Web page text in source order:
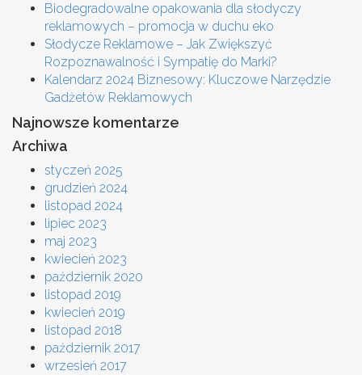
Biodegradowalne opakowania dla słodyczy
reklamowych – promocja w duchu eko
Słodycze Reklamowe – Jak Zwiększyć
Rozpoznawalność i Sympatię do Marki?
Kalendarz 2024 Biznesowy: Kluczowe Narzędzie
Gadżetów Reklamowych
Najnowsze komentarze
Archiwa
styczeń 2025
grudzień 2024
listopad 2024
lipiec 2023
maj 2023
kwiecień 2023
październik 2020
listopad 2019
kwiecień 2019
listopad 2018
październik 2017
wrzesień 2017